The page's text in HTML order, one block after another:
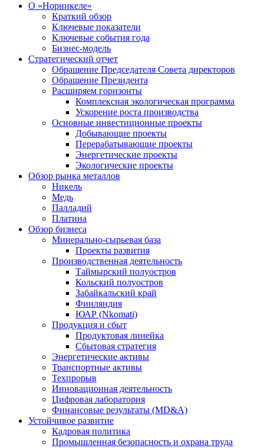
О «Норникеле»
Краткий обзор
Ключевые показатели
Ключевые события года
Бизнес-модель
Стратегический отчет
Обращение Председателя Совета директоров
Обращение Президента
Расширяем горизонты
Комплексная экологическая программа
Ускорение роста производства
Основные инвестиционные проекты
Добывающие проекты
Перерабатывающие проекты
Энергетические проекты
Экологические проекты
Обзор рынка металлов
Никель
Медь
Палладий
Платина
Обзор бизнеса
Минерально-сырьевая база
Проекты развития
Производственная деятельность
Таймырский полуостров
Кольский полуостров
Забайкальский край
Финляндия
ЮАР (Nkomati)
Продукция и сбыт
Продуктовая линейка
Сбытовая стратегия
Энергетические активы
Транспортные активы
Техпрорыв
Инновационная деятельность
Цифровая лаборатория
Финансовые результаты (MD&A)
Устойчивое развитие
Кадровая политика
Промышленная безопасность и охрана труда